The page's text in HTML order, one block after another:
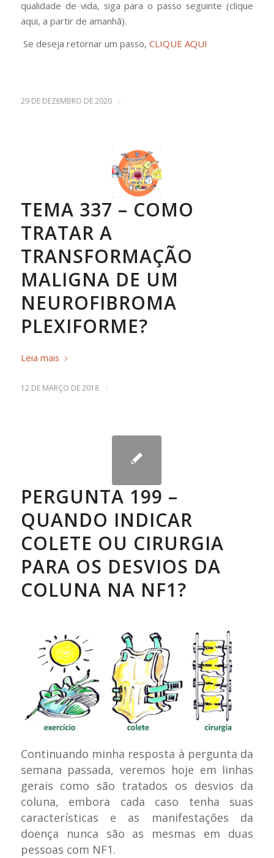
qualidade de vida, siga para o passo seguinte (clique
aqui, a partir de amanhã).
Se deseja retornar um passo, CLIQUE AQUI
29 DE DEZEMBRO DE 2020 /
TEMA 337 – COMO
TRATAR A
TRANSFORMAÇÃO
MALIGNA DE UM
NEUROFIBROMA
PLEXIFORME?
Leia mais
12 DE MARÇO DE 2018 /
PERGUNTA 199 –
QUANDO INDICAR
COLETE OU CIRURGIA
PARA OS DESVIOS DA
COLUNA NA NF1?
Continuando minha resposta à pergunta da
semana passada, veremos hoje em linhas
gerais como são tratados os desvios da
coluna, embora cada caso tenha suas
características e as manifestações da
doença nunca são as mesmas em duas
pessoas com NF1.